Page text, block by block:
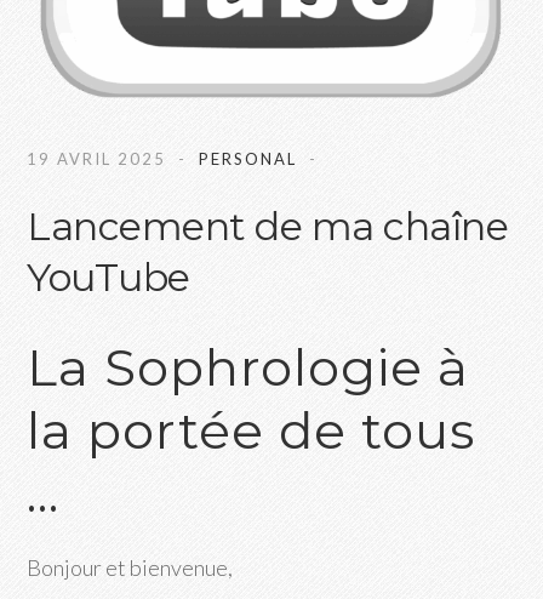
19 AVRIL 2025 PERSONAL
Lancement de ma chaîne
YouTube
La Sophrologie à
la portée de tous
…
Bonjour et bienvenue,